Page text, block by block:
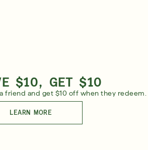
6-PIECE MYSTERY
$180+ purchase. Includes 1 full-size
SHOP NOW
FOR YOU?
skincare quiz and find your customized
today!
LEARN MORE
$10, GET $10
friend and get $10 off when they redeem.
LEARN MORE